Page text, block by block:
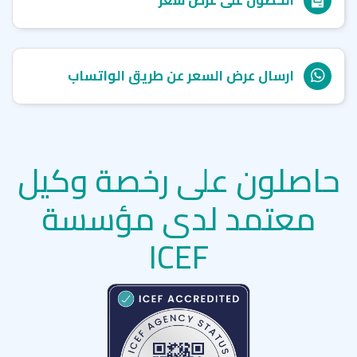
ارسال عرض السعر عن طريق الواتساب
حاصلون على رخصة وكيل
معتمد لدى مؤسسة
ICEF